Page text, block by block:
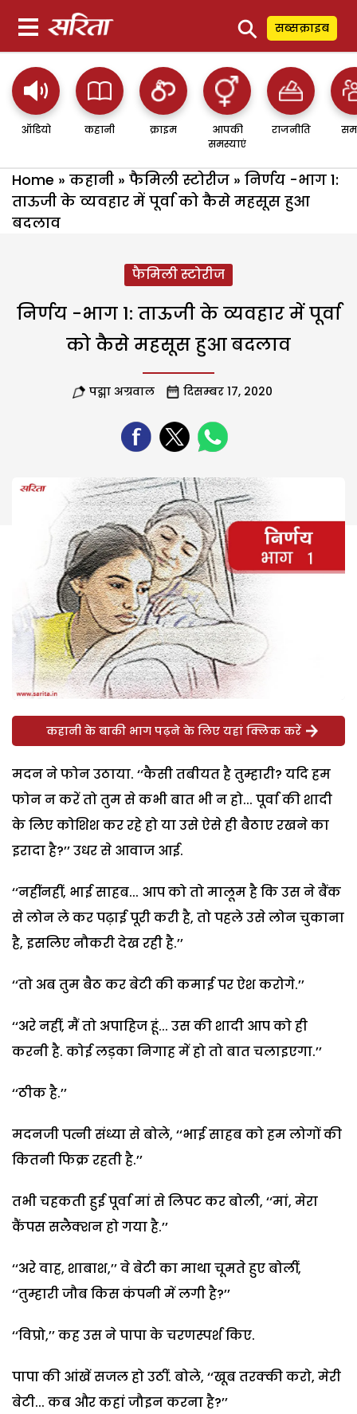
⚲ सब्सक्राइब
ऑडियो कहानी क्राइम
आपकी
समस्याएं
राजनीति
Home » कहानी » फैमिली स्टोरीज » निर्णय -भाग 1:
ताऊजी के व्यवहार में पूर्वा को कैसे महसूस हुआ
बदलाव
फैमिली स्टोरीज
निर्णय -भाग 1: ताऊजी के व्यवहार में पूर्वा
को कैसे महसूस हुआ बदलाव
पद्मा अग्रवाल दिसम्बर 17, 2020
कहानी के बाकी भाग पढ़ने के लिए यहां क्लिक करें
मदन ने फोन उठाया. ‘‘कैसी तबीयत है तुम्हारी? यदि हम
फोन न करें तो तुम से कभी बात भी न हो... पूर्वा की शादी
के लिए कोशिश कर रहे हो या उसे ऐसे ही बैठाए रखने का
इरादा है?’’ उधर से आवाज आई.
‘‘नहींनहीं, भाई साहब... आप को तो मालूम है कि उस ने बैंक
से लोन ले कर पढ़ाई पूरी करी है, तो पहले उसे लोन चुकाना
है, इसलिए नौकरी देख रही है.’’
‘‘तो अब तुम बैठ कर बेटी की कमाई पर ऐश करोगे.’’
‘‘अरे नहीं, मैं तो अपाहिज हूं... उस की शादी आप को ही
करनी है. कोई लड़का निगाह में हो तो बात चलाइएगा.’’
‘‘ठीक है.’’
मदनजी पत्नी संध्या से बोले, ‘‘भाई साहब को हम लोगों की
कितनी फिक्र रहती है.’’
तभी चहकती हुई पूर्वा मां से लिपट कर बोली, ‘‘मां, मेरा
कैंपस सलैक्शन हो गया है.’’
‘‘अरे वाह, शाबाश,’’ वे बेटी का माथा चूमते हुए बोलीं,
‘‘तुम्हारी जौब किस कंपनी में लगी है?’’
‘‘विप्रो,’’ कह उस ने पापा के चरणस्पर्श किए.
पापा की आंखें सजल हो उठीं. बोले, ‘‘खूब तरक्की करो, मेरी
बेटी... कब और कहां जौइन करना है?’’